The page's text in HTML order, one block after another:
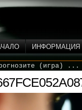
ИНФОРМАЦИЯ
(игра) ...